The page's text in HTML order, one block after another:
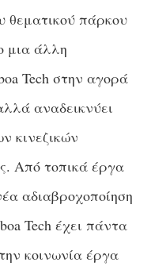
θεματικού πάρκου
μια άλλη
Tech στην αγορά
αναδεικνύει
κινεζικών
Από τοπικά έργα
αδιαβροχοποίηση
Tech έχει πάντα
κοινωνία έργα